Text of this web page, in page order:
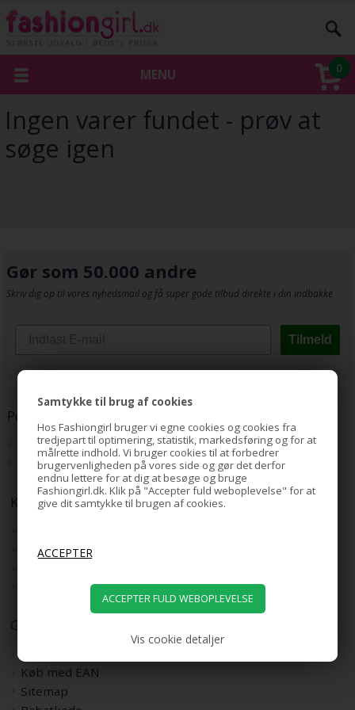
Samtykke til brug af cookies
Hos Fashiongirl bruger vi egne cookies og cookies fra
tredjepart til optimering, statistik, markedsføring og for at
målrette indhold. Vi bruger cookies til at forbedrer
brugervenligheden på vores side og gør det derfor
endnu lettere for at dig at besøge og bruge
Fashiongirl.dk. Klik på "Accepter fuld weboplevelse" for at
give dit samtykke til brugen af cookies.
Vis cookie detaljer
0
MENU
Ingen varer fundet - prøv at
søge igen
Gør som 50.000 andre
Skriv dig op til vores nyhedsmail og få super gode tilbud direkte i din indbakke
Tilmeld
Populære kategorier:
Hair Extensions
Hår Accessories
Kundeservice
Returportal
Persondatapolitik
Generel info
Køb med EAN
Sitemap